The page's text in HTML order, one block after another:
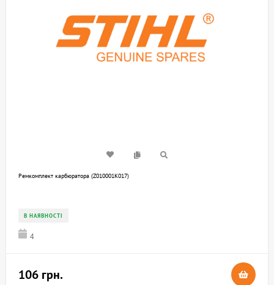
Ремкомплект карбюратора (Z010001K017)
В НАЯВНОСТІ
4
106 грн.